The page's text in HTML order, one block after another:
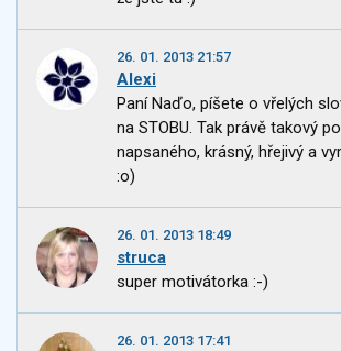
26. 01. 2013 21:57
Alexi
Paní Naďo, píšete o vřelých
na STOBU. Tak právě takový
napsaného, krásný, hřejivý a
:o)
26. 01. 2013 18:49
struca
super motivátorka :-)
26. 01. 2013 17:41